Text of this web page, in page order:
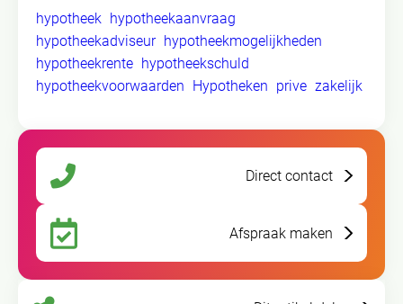
hypotheek hypotheekaanvraag
hypotheekadviseur hypotheekmogelijkheden
hypotheekrente hypotheekschuld
hypotheekvoorwaarden Hypotheken prive zakelijk
Direct contact
Afspraak maken